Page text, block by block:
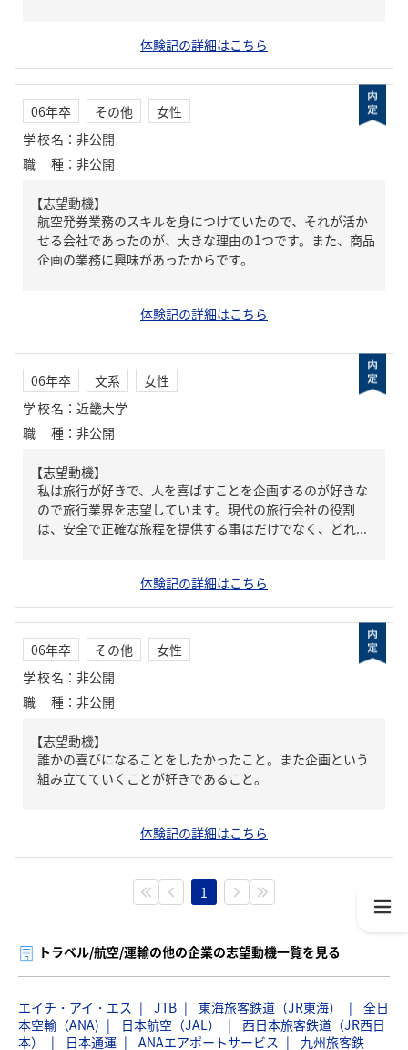
体験記の詳細はこちら
06年卒 その他
女性
学校名 ： 非公開
職種 ： 非公開
【志望動機】
航空発券業務のスキルを身につけていたので、それが活か
せる会社であったのが、大きな理由の1つです。また、商品
企画の業務に興味があったからです。
体験記の詳細はこちら
06年卒 文系
女性
学校名 ： 近畿大学
職種 ： 非公開
【志望動機】
私は旅行が好きで、人を喜ばすことを企画するのが好きな
ので旅行業界を志望しています。現代の旅行会社の役割
は、安全で正確な旅程を提供する事はだけでなく、どれ...
体験記の詳細はこちら
06年卒 その他
女性
学校名 ： 非公開
職種 ： 非公開
【志望動機】
誰かの喜びになることをしたかったこと。また企画という
組み立てていくことが好きであること。
体験記の詳細はこちら
1
トラベル/航空/運輸の他の企業の志望動機一覧を見る
エイチ・アイ・エス JTB 東海旅客鉄道（JR東海）
全日
本空輸（ANA)
日本航空（JAL）
西日本旅客鉄道（JR西日
本）
日本通運 ANAエアポートサービス 九州旅客鉄